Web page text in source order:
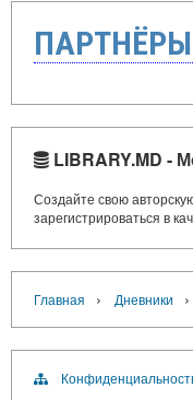
LIBRARY.MD -
Создайте свою
зарегистрироваться в
Главная › Дневники ›